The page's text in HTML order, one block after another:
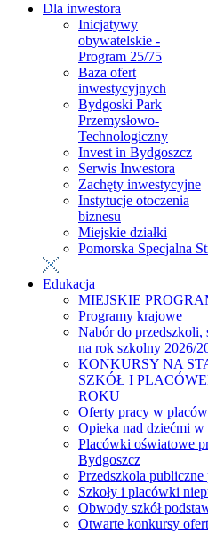
Dla inwestora
Inicjatywy
obywatelskie -
Program 25/75
Baza ofert
inwestycyjnych
Bydgoski Park
Przemysłowo-
Technologiczny
Invest in Bydgoszcz
Serwis Inwestora
Zachęty inwestycyjne
Instytucje otoczenia
biznesu
Miejskie działki
Pomorska Specjalna
Edukacja
MIEJSKIE
Programy krajowe
Nabór do przedszkoli,
na rok szkolny 2026/
KONKURSY NA
SZKÓŁ I
ROKU
Oferty pracy w
Opieka nad dziećmi
Placówki oświatowe
Bydgoszcz
Przedszkola
Szkoły i placówki
Obwody szkół
Otwarte konkursy ofert